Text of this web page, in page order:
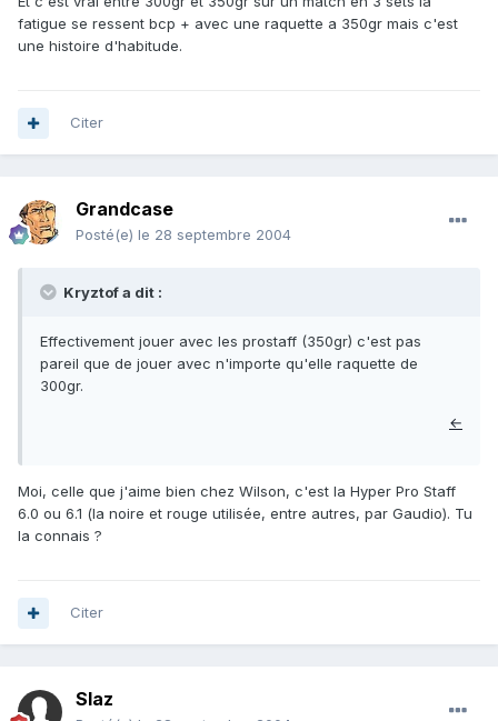
fatigue se ressent bcp + avec une raquette a 350gr mais c'est
une histoire d'habitude.
Citer
Grandcase
Posté(e) le 28 septembre 2004
Kryztof a dit :
Effectivement jouer avec les prostaff (350gr) c'est pas
pareil que de jouer avec n'importe qu'elle raquette de
300gr.
←
Moi, celle que j'aime bien chez Wilson, c'est la Hyper Pro Staff
6.0 ou 6.1 (la noire et rouge utilisée, entre autres, par Gaudio). Tu
la connais ?
Citer
Slaz